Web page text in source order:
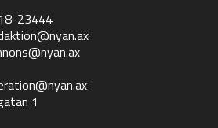
23444
1